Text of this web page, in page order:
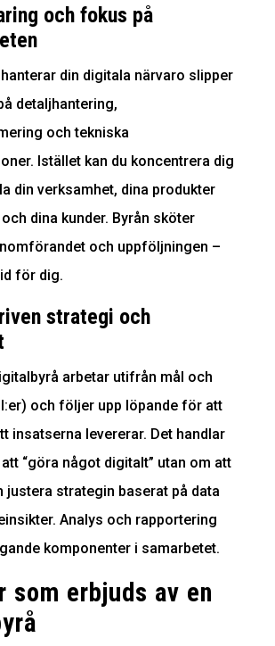
och fokus på
din digitala närvaro slipper
detaljhantering,
och tekniska
Istället kan du koncentrera dig
din verksamhet, dina produkter
dina kunder. Byrån sköter
och uppföljningen –
för dig.
strategi och
arbetar utifrån mål och
och följer upp löpande för att
insatserna levererar. Det handlar
“göra något digitalt” utan om att
justera strategin baserat på data
Analys och rapportering
komponenter i samarbetet.
som erbjuds av en